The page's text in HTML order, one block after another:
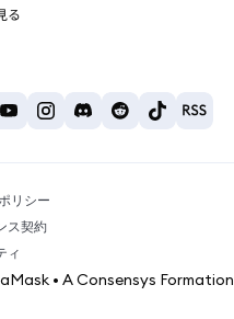
ス
る
ト
ス
方法は？
売るには？
リシー
ス契約
ィ
• A Consensys Formation